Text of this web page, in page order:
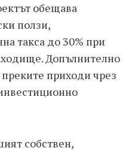
обещава
ползи,
такса до 30% при
Допълнително
приходи чрез
собствен,